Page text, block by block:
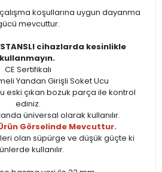
koşullarına uygun dayanma
mevcuttur.
cihazlarda kesinlikle
kullanmayın.
CE Sertifikalı
Yandan Girişli Soket Ucu
eski çıkan bozuk parça ile kontrol
ediniz.
üniversal olarak kullanılır.
Görselinde Mevcuttur.
olan süpürge ve düşük güçte ki
kullanılır.